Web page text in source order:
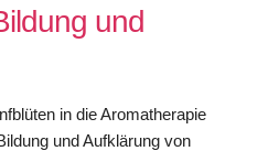
und
in die Aromatherapie
und Aufklärung von